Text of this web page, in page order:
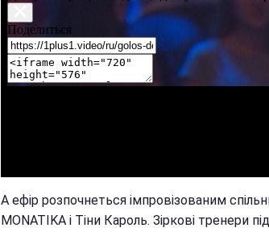
А ефір розпочнеться імпровізованим
MONATIKА і Тіни Кароль. Зіркові тренери